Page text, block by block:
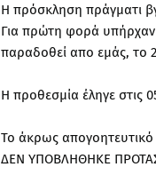
Η πρόσκληση πράγματι
Για πρώτη φορά
παραδοθεί απο εμάς, το
Η προθεσμία έληγε στις
Το άκρως απογοητευτικό
ΔΕΝ ΥΠΟΒΛΗΘΗΚΕ